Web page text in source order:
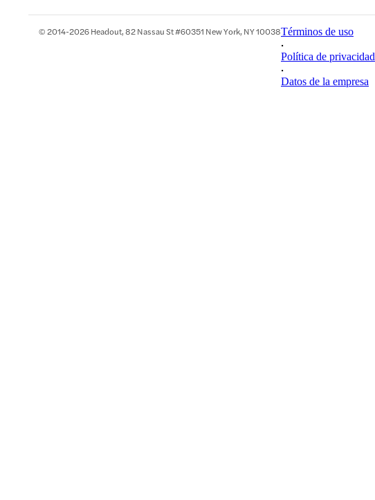
© 2014-2026 Headout, 82 Nassau St #60351 New York, NY 10038Términos de uso
•
Política de privacidad
•
Datos de la empresa